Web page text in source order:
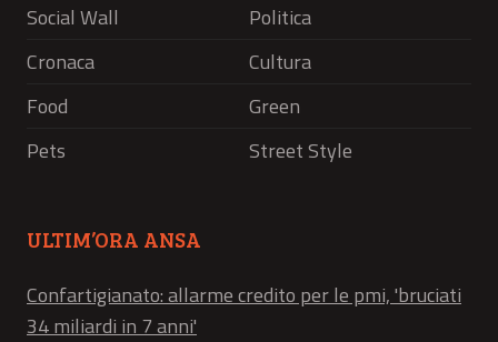
Social Wall
Politica
Cronaca
Cultura
Food
Green
Pets
Street Style
ULTIM’ORA ANSA
Confartigianato: allarme credito per le pmi, 'bruciati
34 miliardi in 7 anni'